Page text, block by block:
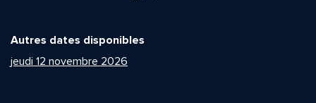
Autres dates disponibles
jeudi 12 novembre 2026